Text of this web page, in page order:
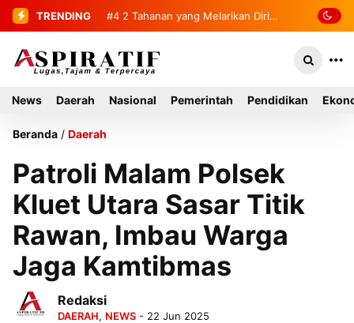
TRENDING #4 2 Tahanan yang Melarikan Diri
#5 Bandar Dua Sambut 236
Literasi 2026
News Daerah Nasional Pemerintah Pendidikan
Beranda / Daerah
Patroli Malam Polsek
Kluet Utara Sasar Titik
Rawan, Imbau Warga
Jaga Kamtibmas
Redaksi
DAERAH, NEWS - 22 Jun 2025